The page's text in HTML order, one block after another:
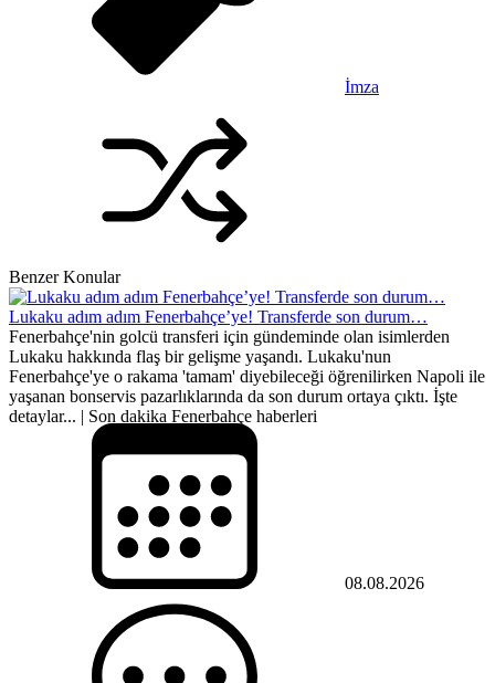
İmza
Benzer Konular
Lukaku adım adım Fenerbahçe’ye! Transferde son durum…
Fenerbahçe'nin golcü transferi için gündeminde olan isimlerden
Lukaku hakkında flaş bir gelişme yaşandı. Lukaku'nun
Fenerbahçe'ye o rakama 'tamam' diyebileceği öğrenilirken Napoli ile
yaşanan bonservis pazarlıklarında da son durum ortaya çıktı. İşte
detaylar... | Son dakika Fenerbahçe haberleri
08.08.2026